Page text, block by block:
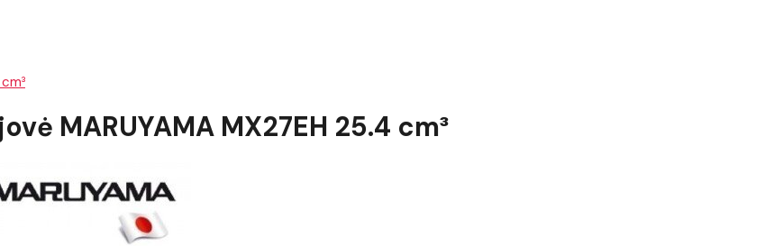
MARUYAMA MX27EH 25.4 cm³